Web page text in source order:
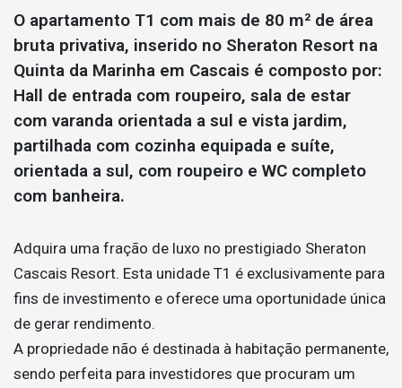
O apartamento T1 com mais de 80 m² de área
bruta privativa, inserido no Sheraton Resort na
Quinta da Marinha em Cascais é composto por:
Hall de entrada com roupeiro, sala de estar
com varanda orientada a sul e vista jardim,
partilhada com cozinha equipada e suíte,
orientada a sul, com roupeiro e WC completo
com banheira.
Adquira uma fração de luxo no prestigiado Sheraton
Cascais Resort. Esta unidade T1 é exclusivamente para
fins de investimento e oferece uma oportunidade única
de gerar rendimento.
A propriedade não é destinada à habitação permanente,
sendo perfeita para investidores que procuram um